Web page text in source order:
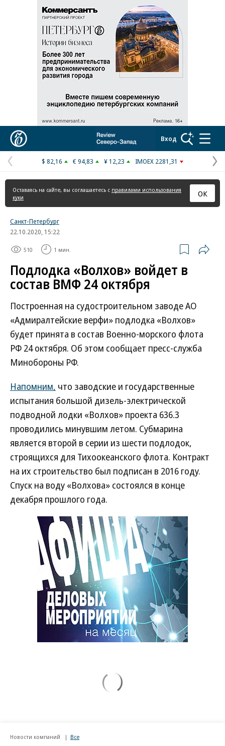
Реклама в «Ъ» www.kommersant.ru/ad
Вход
Предыдущая
страница
$ 82,16 € 94,83 ¥ 12,23 IMOEX 2281,31
Оставаясь на сайте, вы соглашаетесь с правилами использования
куки
ОК
Санкт-Петербург
22.10.2020, 15:22
510 1 мин.
Подлодка «Волхов» войдет в
состав ВМФ 24 октября
Построенная на судостроительном заводе АО
«Адмиралтейские верфи» подлодка «Волхов»
будет принята в состав Военно-морского флота
РФ 24 октября. Об этом сообщает пресс-служба
Минобороны РФ.
Напомним, что заводские и государственные
испытания большой дизель-электрической
подводной лодки «Волхов» проекта 636.3
проводились минувшим летом. Субмарина
является второй в серии из шести подлодок,
строящихся для Тихоокеанского флота. Контракт
на их строительство был подписан в 2016 году.
Спуск на воду «Волхова» состоялся в конце
декабря прошлого года.
Новости компаний Все